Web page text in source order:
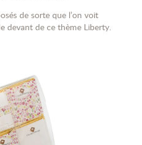
de sorte que l’on voit
devant de ce thème Liberty.